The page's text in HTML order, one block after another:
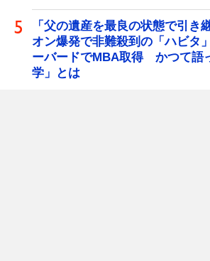
「父の遺産を最良の状態で引
オン爆発で非難殺到の「ハビタ
ーバードでMBA取得 かつて語
学」とは